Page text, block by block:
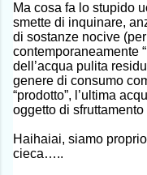
Ma cosa fa lo stupido
smette di inquinare,
di sostanze nocive
contemporaneamente
dell’acqua pulita
genere di consumo
“prodotto”, l’ultima
oggetto di
Haihaiai, siamo
cieca…..